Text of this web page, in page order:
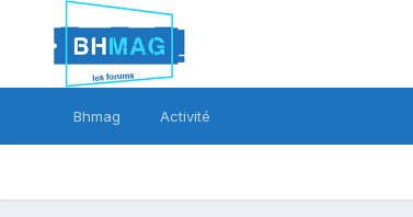
Bhmag Activité